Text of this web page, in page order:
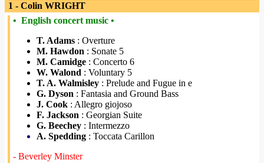
1 - Colin WRIGHT
• English concert music •
T. Adams : Overture
M. Hawdon : Sonate 5
M. Camidge : Concerto 6
W. Walond : Voluntary 5
T. A. Walmisley : Prelude and Fugue in e
G. Dyson : Fantasia and Ground Bass
J. Cook : Allegro giojoso
F. Jackson : Georgian Suite
G. Beechey : Intermezzo
A. Spedding : Toccata Carillon
- Beverley Minster